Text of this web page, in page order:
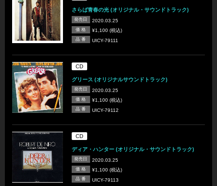
さらば青春の光 (オリジナル・サウンドトラック)
発売日 2020.03.25
価 格 ¥1,100 (税込)
品 番 UICY-79111
CD
グリース (オリジナルサウンドトラック)
発売日 2020.03.25
価 格 ¥1,100 (税込)
品 番 UICY-79112
CD
ディア・ハンター (オリジナル・サウンドトラック)
発売日 2020.03.25
価 格 ¥1,100 (税込)
品 番 UICY-79113